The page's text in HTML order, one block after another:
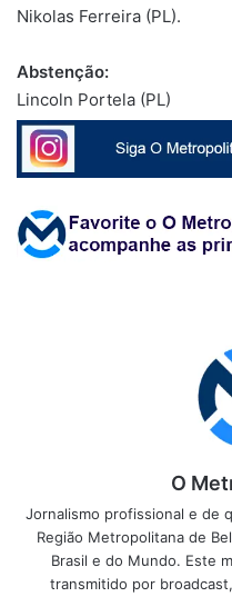
Nikolas Ferreira (PL).
Abstenção:
Lincoln Portela (PL)
O
Jornalismo profissional e de
Região Metropolitana de
Brasil e do Mundo. Este
transmitido por